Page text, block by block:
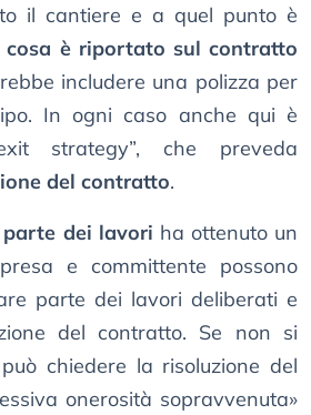
il cantiere e a quel punto è
cosa è riportato sul contratto
includere una polizza per
In ogni caso anche qui è
strategy”, che preveda
del contratto.
dei lavori ha ottenuto un
e committente possono
parte dei lavori deliberati e
del contratto. Se non si
chiedere la risoluzione del
onerosità sopravvenuta»